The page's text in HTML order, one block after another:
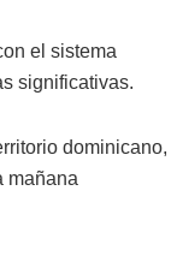
el sistema
significativas.
dominicano,
mañana